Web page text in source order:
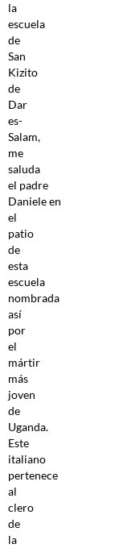
la
escuela
de
San
Kizito
de
Dar
es-
Salam,
me
saluda
el padre
Daniele en
el
patio
de
esta
escuela
nombrada
así
por
el
mártir
más
joven
de
Uganda.
Este
italiano
pertenece
al
clero
de
la